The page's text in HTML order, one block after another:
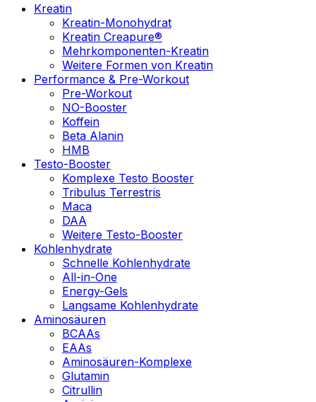
Kreatin
Kreatin-Monohydrat
Kreatin Creapure®
Mehrkomponenten-Kreatin
Weitere Formen von Kreatin
Performance & Pre-Workout
Pre-Workout
NO-Booster
Koffein
Beta Alanin
HMB
Testo-Booster
Komplexe Testo Booster
Tribulus Terrestris
Maca
DAA
Weitere Testo-Booster
Kohlenhydrate
Schnelle Kohlenhydrate
All-in-One
Energy-Gels
Langsame Kohlenhydrate
Aminosäuren
BCAAs
EAAs
Aminosäuren-Komplexe
Glutamin
Citrullin